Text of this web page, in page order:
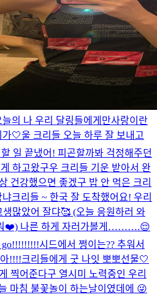
의 나 우리 달링들에게만사랑이란
가🤍울 크리들 오늘 하루 잘 보내고
일 끝냈어! 피곤할까봐 걱정해주던
하고왔구우 크리들 기운 받아서 완
건강했으면 좋겠구 밥 안 먹은 크리
냐크리들 ~ 한국 잘 도착했어요! 우리
생많았어 잘댜🥰 (오늘 응원하러 와
❤️) 나른 하게 자러가볼게……….😌
go!!!!!!!!!시드에서 쩡이는?? 추워서
!!!!크리들에게 굿 나잇 뽀뽀선물🤍
찍어준다구 열시미 노력중인 우리
마침 불꽃놀이 하는날이였데에 😜